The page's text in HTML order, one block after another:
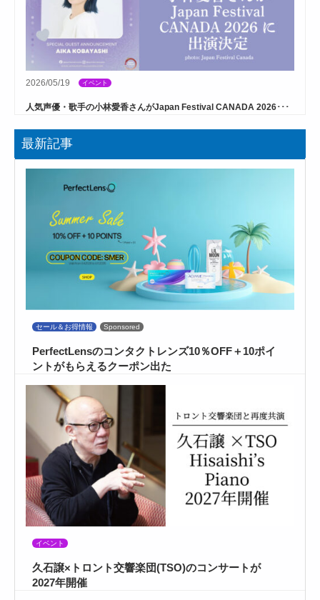
2026/05/19 イベント
人気声優・歌手の小林愛香さんがJapan Festival CANADA 2026･･･
最新記事
セール＆お得情報 Sponsored
PerfectLensのコンタクトレンズ10％OFF＋10ポイ
ントがもらえるクーポン出た
イベント
久石譲×トロント交響楽団(TSO)のコンサートが
2027年開催